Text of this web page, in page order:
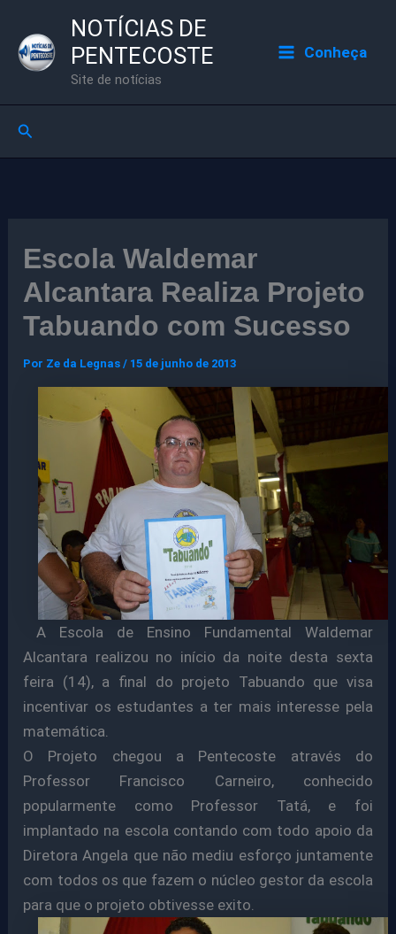
para
NOTÍCIAS DE
PENTECOSTE
Site de notícias
Conheça
Pesquisar
Escola Waldemar
Alcantara Realiza Projeto
Tabuando com Sucesso
Por Ze da Legnas/ 15 de junho de 2013
A Escola de Ensino Fundamental Waldemar
Alcantara realizou no início da noite desta sexta
feira (14), a final do projeto Tabuando que visa
incentivar os estudantes a ter mais interesse pela
matemática.
O Projeto chegou a Pentecoste através do
Professor Francisco Carneiro, conhecido
popularmente como Professor Tatá, e foi
implantado na escola contando com todo apoio da
Diretora Angela que não mediu esforço juntamente
com todos os que fazem o núcleo gestor da escola
para que o projeto obtivesse exito.